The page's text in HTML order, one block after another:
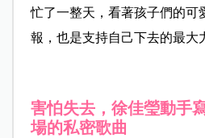
忙了一整天，看著孩子們的可
報，也是支持自己下去的最大
害怕失去，徐佳瑩動手
場的私密歌曲